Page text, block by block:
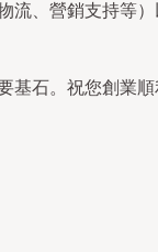
流、營銷支持等）
基石。祝您創業順